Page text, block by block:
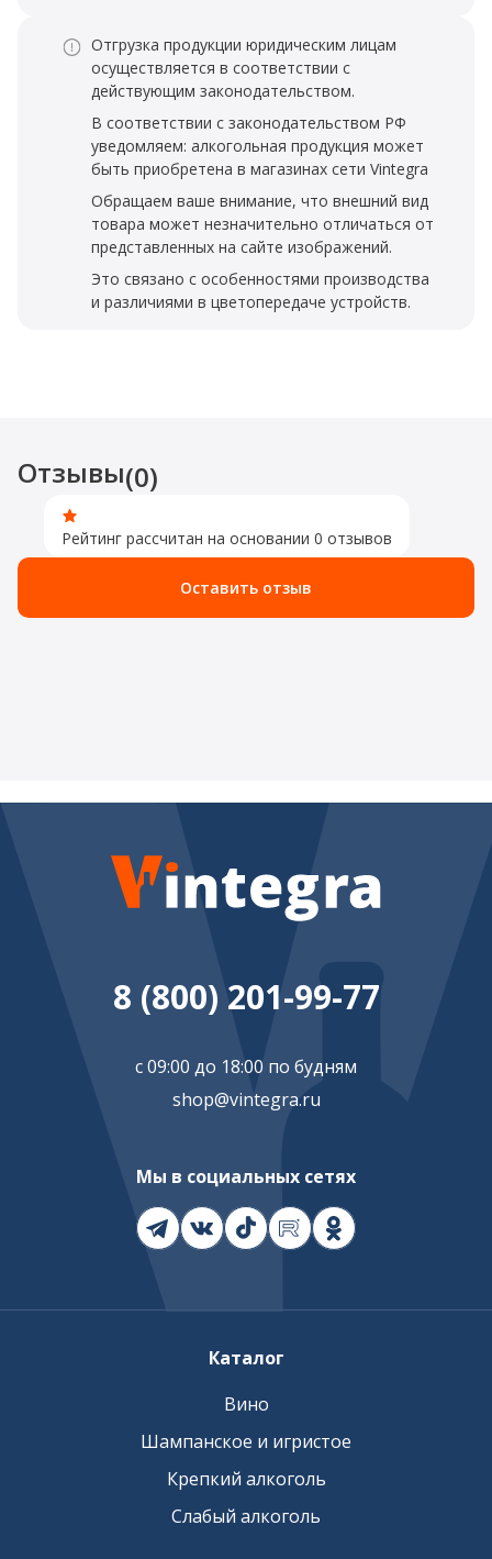
Отгрузка продукции юридическим лицам
осуществляется в соответствии с
действующим законодательством.
В соответствии с законодательством РФ
уведомляем: алкогольная продукция может
быть приобретена в магазинах сети Vintegra
Обращаем ваше внимание, что внешний вид
товара может незначительно отличаться от
представленных на сайте изображений.
Это связано с особенностями производства
и различиями в цветопередаче устройств.
Отзывы(0)
Рейтинг рассчитан на основании 0 отзывов
Оставить отзыв
8 (800) 201-99-77
с 09:00 до 18:00 по будням
shop@vintegra.ru
Мы в социальных сетях
Каталог
Вино
Шампанское и игристое
Крепкий алкоголь
Слабый алкоголь